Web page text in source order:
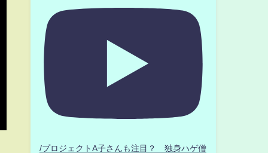
/プロジェクトA子さんも注目？ 独身ハゲ僧